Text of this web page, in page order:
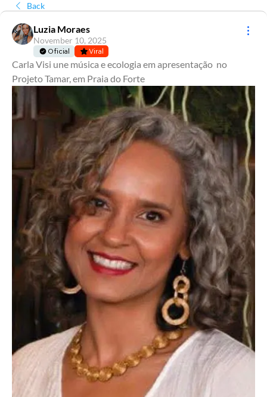
Back
Luzia Moraes
November 10, 2025
Oficial Viral
Carla Visi une música e ecologia em apresentação  no
Projeto Tamar, em Praia do Forte